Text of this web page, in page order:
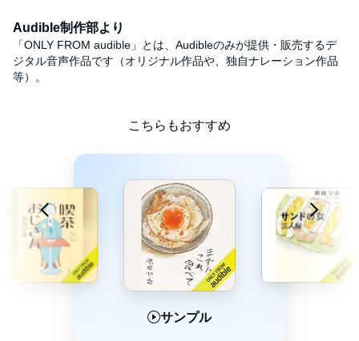
Audible制作部より
「ONLY FROM audible」とは、Audibleのみが提供・販売するデ
ジタル音声作品です（オリジナル作品や、独自ナレーション作品
等）。
こちらもおすすめ
サンプル